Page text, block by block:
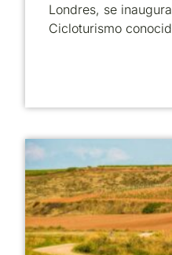
Londres, se
Cicloturismo